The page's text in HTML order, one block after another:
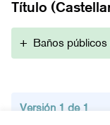
Título
+ Baños públicos
Versión 1 de 1